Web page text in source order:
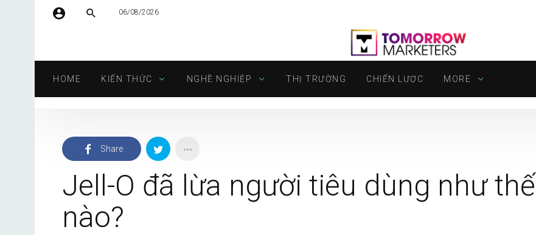
Mật khẩu
Tự động đăng nhập
06/08/2026
HOME KIẾN THỨC NGHỀ NGHIỆP THỊ TRƯỜNG CHIẾN LƯỢC MORE
Share
Jell-O đã lừa người tiêu dùng như thế
nào?